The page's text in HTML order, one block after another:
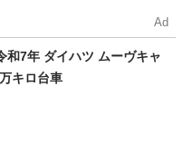
Ad
和7年 ダイハツ ムーヴキャ
キロ台車